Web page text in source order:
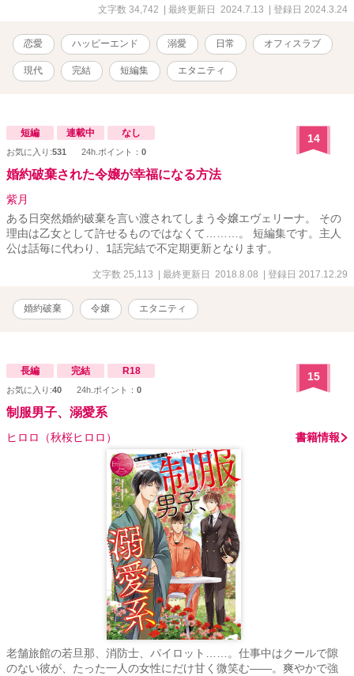
ていた後輩がやってきた。 「先輩は愛が重すぎるんですよ」 「先輩
と……。
文字数 34,742 | 最終更新日 2024.7.13 | 登録日 2024.3.24
恋愛 ハッピーエンド 溺愛 日常 オフィスラブ
現代 完結 短編集 エタニティ
短編 連載中 なし
お気に入り:531 24h.ポイント： 0
14
婚約破棄された令嬢が幸福になる方法
紫月
ある日突然婚約破棄を言い渡されてしまう令嬢エヴェリーナ。 その
理由は乙女として許せるものではなくて………。 短編集です。主人
公は話毎に代わり、1話完結で不定期更新となります。
文字数 25,113 | 最終更新日 2018.8.08 | 登録日 2017.12.29
婚約破棄 令嬢 エタニティ
長編 完結 R18
お気に入り:40 24h.ポイント： 0
15
制服男子、溺愛系
ヒロロ（秋桜ヒロロ） 書籍情報
老舗旅館の若旦那、消防士、パイロット……。仕事中はクールで隙
のない彼が、たった一人の女性にだけ甘く微笑む――。爽やかで強